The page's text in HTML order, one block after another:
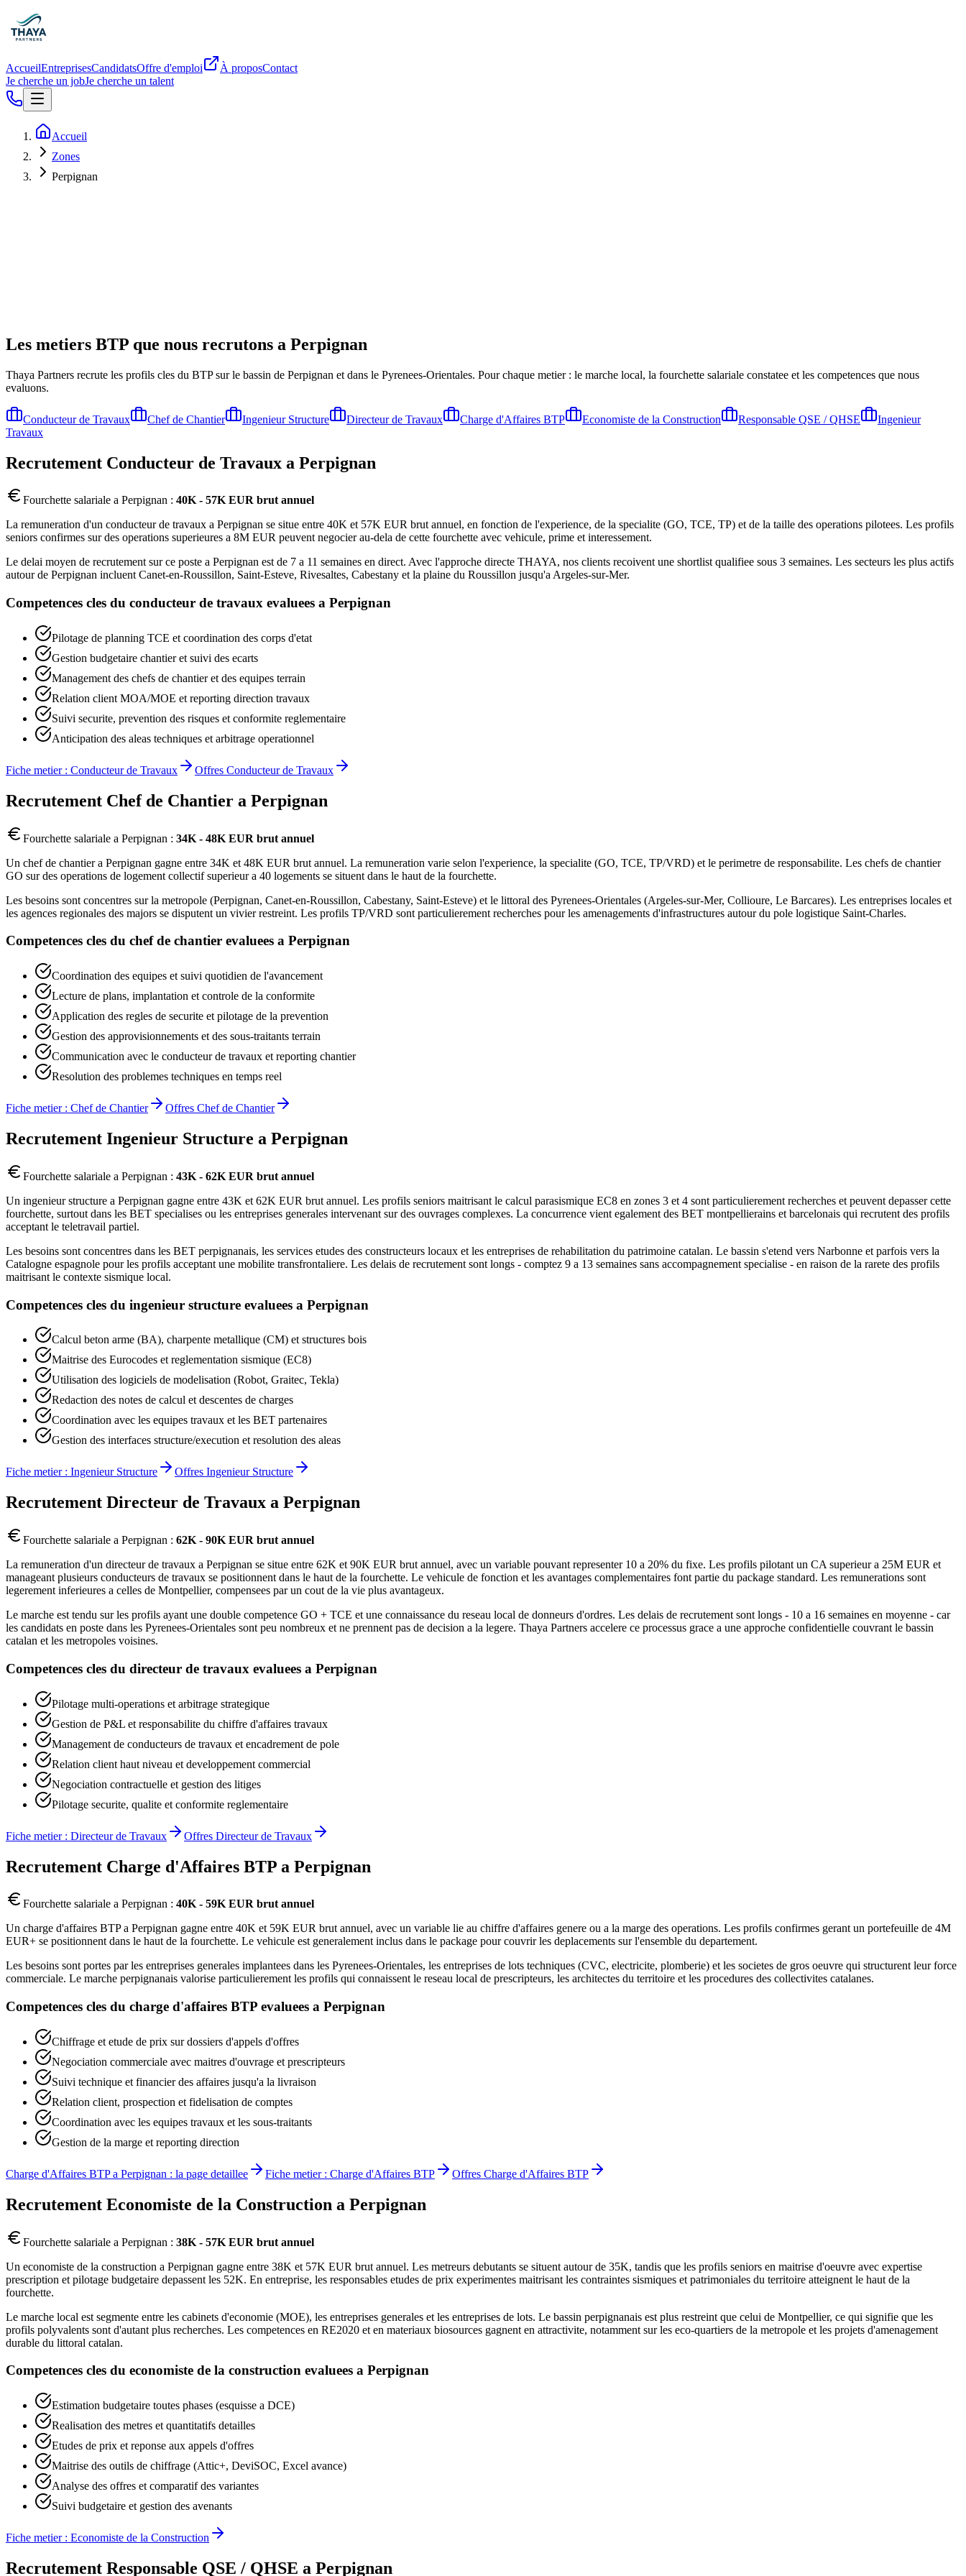
AccueilEntreprisesCandidatsOffre d'emploi À proposContact
Je cherche un jobJe cherche un talent
Accueil
Zones
Perpignan
Les metiers BTP que nous recrutons a Perpignan
Thaya Partners recrute les profils cles du BTP sur le bassin de Perpignan et dans le Pyrenees-Orientales. Pour chaque metier : le marche local, la fourchette salariale constatee et les competences que nous
evaluons.
Conducteur de Travaux Chef de Chantier Ingenieur Structure Directeur de Travaux Charge d'Affaires BTP Economiste de la Construction Responsable QSE / QHSE
Ingenieur
Travaux
Recrutement Conducteur de Travaux a Perpignan
Fourchette salariale a Perpignan : 40K - 57K EUR brut annuel
La remuneration d'un conducteur de travaux a Perpignan se situe entre 40K et 57K EUR brut annuel, en fonction de l'experience, de la specialite (GO, TCE, TP) et de la taille des operations pilotees. Les profils
seniors confirmes sur des operations superieures a 8M EUR peuvent negocier au-dela de cette fourchette avec vehicule, prime et interessement.
Le delai moyen de recrutement sur ce poste a Perpignan est de 7 a 11 semaines en direct. Avec l'approche directe THAYA, nos clients recoivent une shortlist qualifiee sous 3 semaines. Les secteurs les plus actifs
autour de Perpignan incluent Canet-en-Roussillon, Saint-Esteve, Rivesaltes, Cabestany et la plaine du Roussillon jusqu'a Argeles-sur-Mer.
Competences cles du conducteur de travaux evaluees a Perpignan
Pilotage de planning TCE et coordination des corps d'etat
Gestion budgetaire chantier et suivi des ecarts
Management des chefs de chantier et des equipes terrain
Relation client MOA/MOE et reporting direction travaux
Suivi securite, prevention des risques et conformite reglementaire
Anticipation des aleas techniques et arbitrage operationnel
Fiche metier : Conducteur de Travaux Offres Conducteur de Travaux
Recrutement Chef de Chantier a Perpignan
Fourchette salariale a Perpignan : 34K - 48K EUR brut annuel
Un chef de chantier a Perpignan gagne entre 34K et 48K EUR brut annuel. La remuneration varie selon l'experience, la specialite (GO, TCE, TP/VRD) et le perimetre de responsabilite. Les chefs de chantier
GO sur des operations de logement collectif superieur a 40 logements se situent dans le haut de la fourchette.
Les besoins sont concentres sur la metropole (Perpignan, Canet-en-Roussillon, Cabestany, Saint-Esteve) et le littoral des Pyrenees-Orientales (Argeles-sur-Mer, Collioure, Le Barcares). Les entreprises locales et
les agences regionales des majors se disputent un vivier restreint. Les profils TP/VRD sont particulierement recherches pour les amenagements d'infrastructures autour du pole logistique Saint-Charles.
Competences cles du chef de chantier evaluees a Perpignan
Coordination des equipes et suivi quotidien de l'avancement
Lecture de plans, implantation et controle de la conformite
Application des regles de securite et pilotage de la prevention
Gestion des approvisionnements et des sous-traitants terrain
Communication avec le conducteur de travaux et reporting chantier
Resolution des problemes techniques en temps reel
Fiche metier : Chef de Chantier Offres Chef de Chantier
Recrutement Ingenieur Structure a Perpignan
Fourchette salariale a Perpignan : 43K - 62K EUR brut annuel
Un ingenieur structure a Perpignan gagne entre 43K et 62K EUR brut annuel. Les profils seniors maitrisant le calcul parasismique EC8 en zones 3 et 4 sont particulierement recherches et peuvent depasser cette
fourchette, surtout dans les BET specialises ou les entreprises generales intervenant sur des ouvrages complexes. La concurrence vient egalement des BET montpellierains et barcelonais qui recrutent des profils
acceptant le teletravail partiel.
Les besoins sont concentres dans les BET perpignanais, les services etudes des constructeurs locaux et les entreprises de rehabilitation du patrimoine catalan. Le bassin s'etend vers Narbonne et parfois vers la
Catalogne espagnole pour les profils acceptant une mobilite transfrontaliere. Les delais de recrutement sont longs - comptez 9 a 13 semaines sans accompagnement specialise - en raison de la rarete des profils
maitrisant le contexte sismique local.
Competences cles du ingenieur structure evaluees a Perpignan
Calcul beton arme (BA), charpente metallique (CM) et structures bois
Maitrise des Eurocodes et reglementation sismique (EC8)
Utilisation des logiciels de modelisation (Robot, Graitec, Tekla)
Redaction des notes de calcul et descentes de charges
Coordination avec les equipes travaux et les BET partenaires
Gestion des interfaces structure/execution et resolution des aleas
Fiche metier : Ingenieur Structure Offres Ingenieur Structure
Recrutement Directeur de Travaux a Perpignan
Fourchette salariale a Perpignan : 62K - 90K EUR brut annuel
La remuneration d'un directeur de travaux a Perpignan se situe entre 62K et 90K EUR brut annuel, avec un variable pouvant representer 10 a 20% du fixe. Les profils pilotant un CA superieur a 25M EUR et
manageant plusieurs conducteurs de travaux se positionnent dans le haut de la fourchette. Le vehicule de fonction et les avantages complementaires font partie du package standard. Les remunerations sont
legerement inferieures a celles de Montpellier, compensees par un cout de la vie plus avantageux.
Le marche est tendu sur les profils ayant une double competence GO + TCE et une connaissance du reseau local de donneurs d'ordres. Les delais de recrutement sont longs - 10 a 16 semaines en moyenne - car
les candidats en poste dans les Pyrenees-Orientales sont peu nombreux et ne prennent pas de decision a la legere. Thaya Partners accelere ce processus grace a une approche confidentielle couvrant le bassin
catalan et les metropoles voisines.
Competences cles du directeur de travaux evaluees a Perpignan
Pilotage multi-operations et arbitrage strategique
Gestion de P&L et responsabilite du chiffre d'affaires travaux
Management de conducteurs de travaux et encadrement de pole
Relation client haut niveau et developpement commercial
Negociation contractuelle et gestion des litiges
Pilotage securite, qualite et conformite reglementaire
Fiche metier : Directeur de Travaux Offres Directeur de Travaux
Recrutement Charge d'Affaires BTP a Perpignan
Fourchette salariale a Perpignan : 40K - 59K EUR brut annuel
Un charge d'affaires BTP a Perpignan gagne entre 40K et 59K EUR brut annuel, avec un variable lie au chiffre d'affaires genere ou a la marge des operations. Les profils confirmes gerant un portefeuille de 4M
EUR+ se positionnent dans le haut de la fourchette. Le vehicule est generalement inclus dans le package pour couvrir les deplacements sur l'ensemble du departement.
Les besoins sont portes par les entreprises generales implantees dans les Pyrenees-Orientales, les entreprises de lots techniques (CVC, electricite, plomberie) et les societes de gros oeuvre qui structurent leur force
commerciale. Le marche perpignanais valorise particulierement les profils qui connaissent le reseau local de prescripteurs, les architectes du territoire et les procedures des collectivites catalanes.
Competences cles du charge d'affaires BTP evaluees a Perpignan
Chiffrage et etude de prix sur dossiers d'appels d'offres
Negociation commerciale avec maitres d'ouvrage et prescripteurs
Suivi technique et financier des affaires jusqu'a la livraison
Relation client, prospection et fidelisation de comptes
Coordination avec les equipes travaux et les sous-traitants
Gestion de la marge et reporting direction
Charge d'Affaires BTPa Perpignan : la page detaillee Fiche metier : Charge d'Affaires BTP Offres Charge d'Affaires BTP
Recrutement Economiste de la Construction a Perpignan
Fourchette salariale a Perpignan : 38K - 57K EUR brut annuel
Un economiste de la construction a Perpignan gagne entre 38K et 57K EUR brut annuel. Les metreurs debutants se situent autour de 35K, tandis que les profils seniors en maitrise d'oeuvre avec expertise
prescription et pilotage budgetaire depassent les 52K. En entreprise, les responsables etudes de prix experimentes maitrisant les contraintes sismiques et patrimoniales du territoire atteignent le haut de la
fourchette.
Le marche local est segmente entre les cabinets d'economie (MOE), les entreprises generales et les entreprises de lots. Le bassin perpignanais est plus restreint que celui de Montpellier, ce qui signifie que les
profils polyvalents sont d'autant plus recherches. Les competences en RE2020 et en materiaux biosources gagnent en attractivite, notamment sur les eco-quartiers de la metropole et les projets d'amenagement
durable du littoral catalan.
Competences cles du economiste de la construction evaluees a Perpignan
Estimation budgetaire toutes phases (esquisse a DCE)
Realisation des metres et quantitatifs detailles
Etudes de prix et reponse aux appels d'offres
Maitrise des outils de chiffrage (Attic+, DeviSOC, Excel avance)
Analyse des offres et comparatif des variantes
Suivi budgetaire et gestion des avenants
Fiche metier : Economiste de la Construction
Recrutement Responsable QSE / QHSE a Perpignan